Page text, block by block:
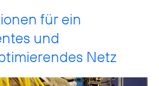
für ein
und
Netz